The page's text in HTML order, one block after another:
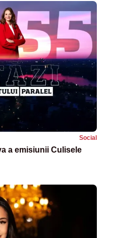
Social
a emisiunii Culisele